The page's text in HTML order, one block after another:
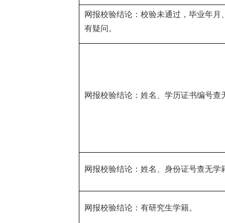
网报校验结论：校验未通过，毕业年
有疑问。
网报校验结论：姓名、学历证书编号查
网报校验结论：姓名、身份证号查无学
网报校验结论：有研究生学籍。